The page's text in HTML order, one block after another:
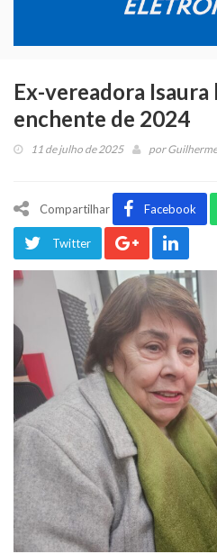
Ex-vereadora
enchente de 2024
11 de julho de 2025 por
Compartilhar Facebook
Twitter